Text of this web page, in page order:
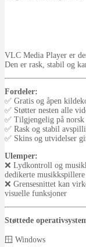
VLC Media Player er
Den er rask, stabil og
Fordeler:
✅ Gratis og åpen
✅ Støtter nesten alle
✅ Tilgjengelig på norsk
✅ Rask og stabil
✅ Skins og utvidelser
Ulemper:
❌ Lydkontroll og
dedikerte musikkspillere
❌ Grensesnittet kan
visuelle funksjoner
Støttede
🪟 Windows